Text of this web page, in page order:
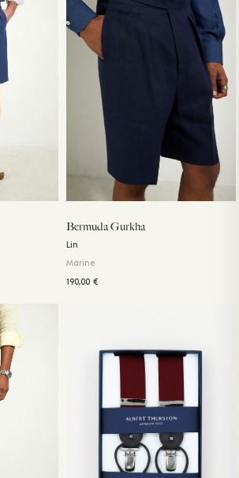
Bermuda Gurkha
Lin
Marine
190,00 €